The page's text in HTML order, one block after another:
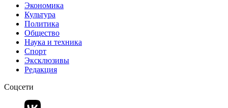
Экономика
Культура
Политика
Общество
Наука и техника
Спорт
Эксклюзивы
Редакция
Соцсети